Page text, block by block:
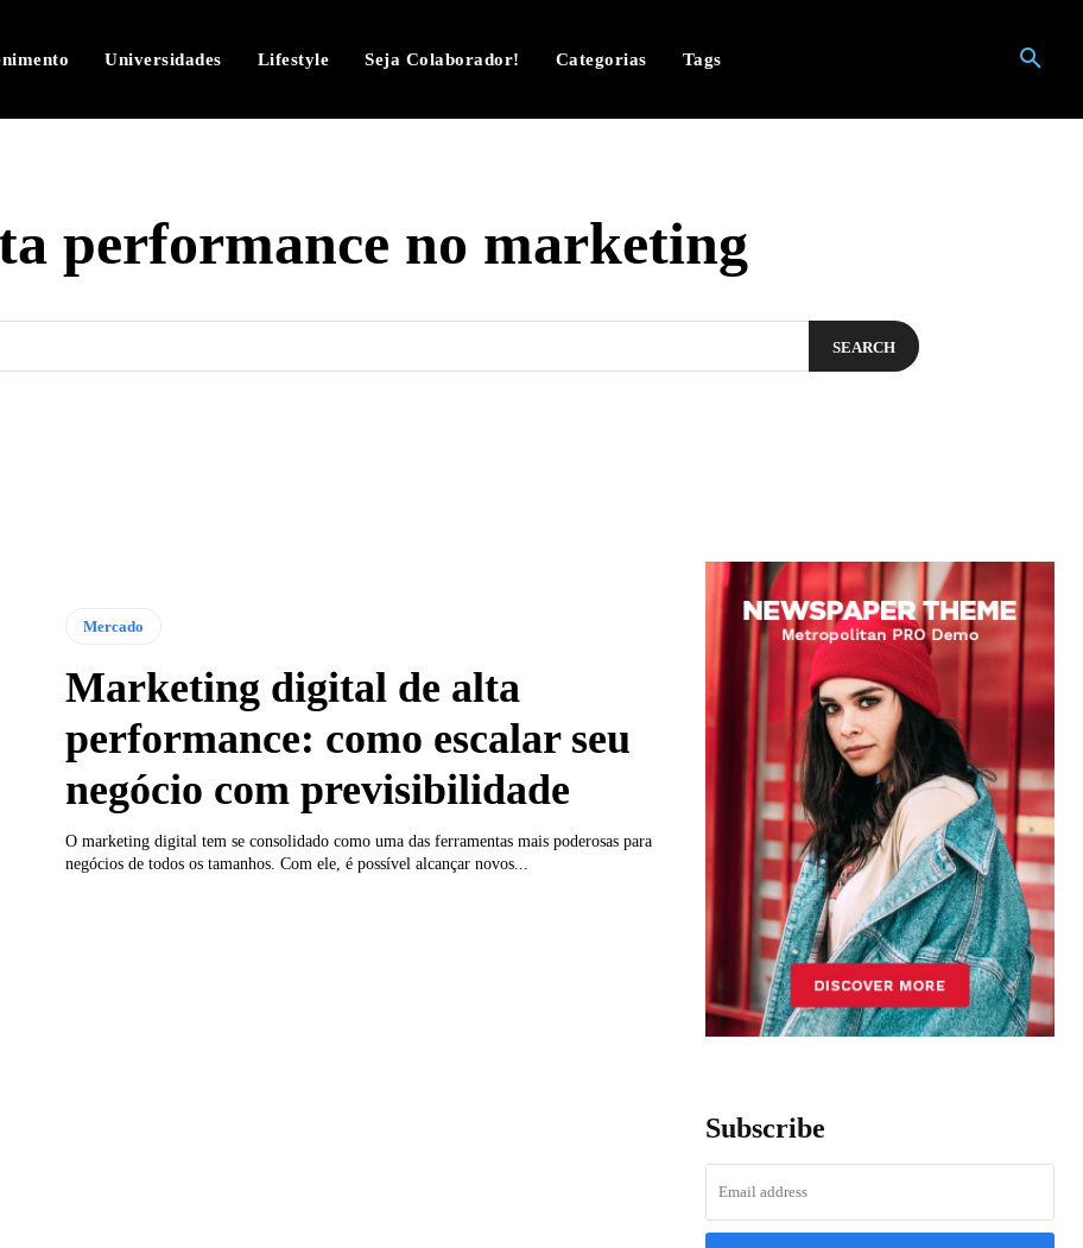
Universidades Lifestyle Seja Colaborador! Categorias Tags
performance no marketing
SEARCH
Mercado
Marketing digital de alta
performance: como escalar seu
negócio com previsibilidade
O marketing digital tem se consolidado como uma das ferramentas mais poderosas para
negócios de todos os tamanhos. Com ele, é possível alcançar novos...
Subscribe